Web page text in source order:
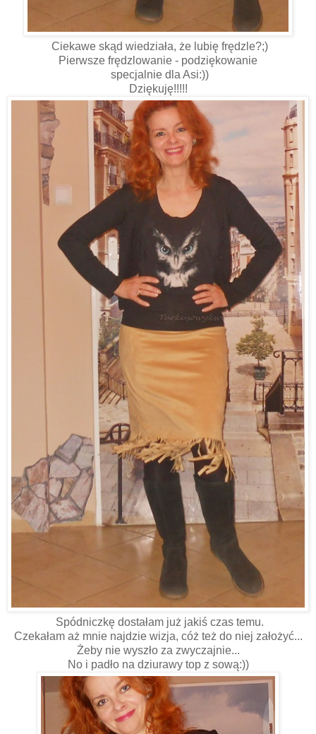
Ciekawe skąd wiedziała, że lubię frędzle?;)
Pierwsze frędzlowanie - podziękowanie
specjalnie dla Asi:))
Dziękuję!!!!!
Spódniczkę dostałam już jakiś czas temu.
Czekałam aż mnie najdzie wizja, cóż też do niej założyć...
Żeby nie wyszło za zwyczajnie...
No i padło na dziurawy top z sową:))